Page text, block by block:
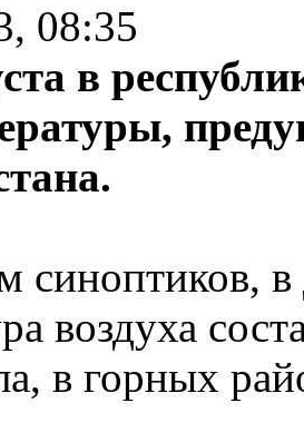
08:35
в
синоптиков,
воздуха
в горных